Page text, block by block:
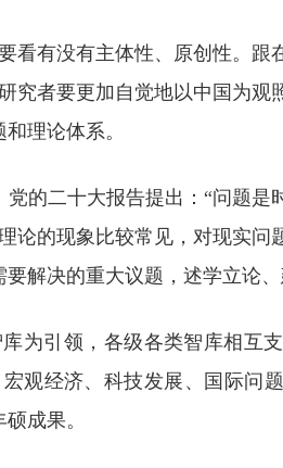
看有没有主体性、原创性。跟
究者要更加自觉地以中国为
理论体系。
的二十大报告提出：“问题是
的现象比较常见，对现实问
解决的重大议题，述学立论、
为引领，各级各类智库相互
观经济、科技发展、国际问
成果。